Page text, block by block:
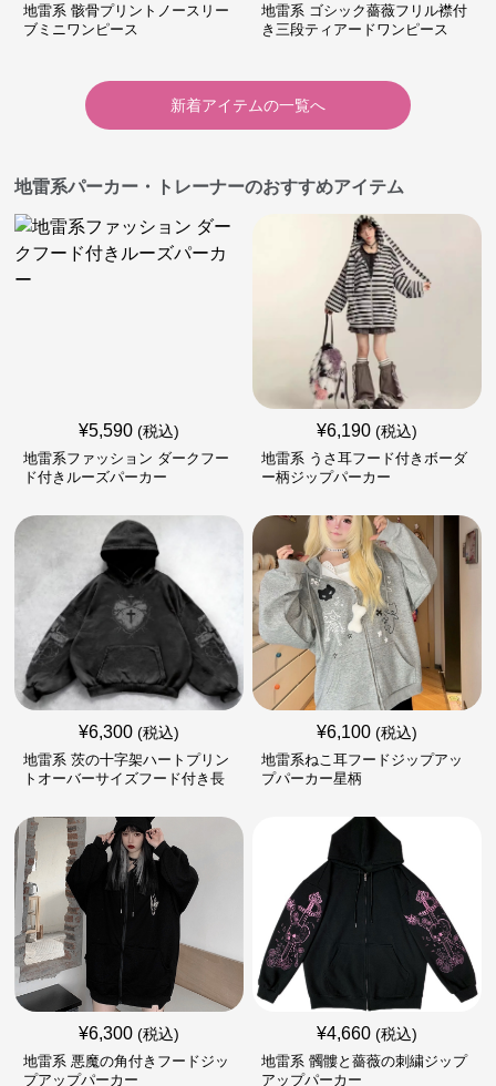
地雷系 骸骨プリントノースリー
ブミニワンピース
地雷系 ゴシック薔薇フリル襟付
き三段ティアードワンピース
新着アイテムの一覧へ
地雷系パーカー・トレーナーのおすすめアイテム
¥5,590 (税込)
地雷系ファッション ダークフー
ド付きルーズパーカー
¥6,190 (税込)
地雷系 うさ耳フード付きボーダ
ー柄ジップパーカー
¥6,300 (税込)
地雷系 茨の十字架ハートプリン
トオーバーサイズフード付き長
¥6,100 (税込)
地雷系ねこ耳フードジップアッ
プパーカー星柄
¥6,300 (税込)
地雷系 悪魔の角付きフードジッ
プアップパーカー
¥4,660 (税込)
地雷系 髑髏と薔薇の刺繍ジップ
アップパーカー